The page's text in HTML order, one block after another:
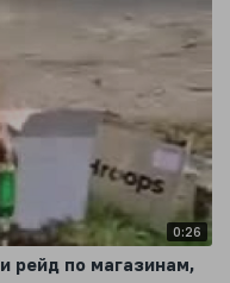
0:26
рейд по магазинам,